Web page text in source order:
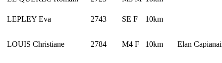
LEPLEY Eva 2743 SE F 10km
LOUIS Christiane 2784 M4 F 10km Elan